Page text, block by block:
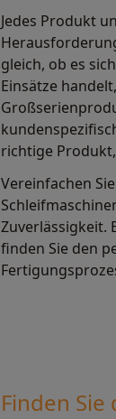
Jedes Produkt
gleich, ob es
Einsätze
richtige
Vereinfachen
Zuverlässigkeit.
finden Sie den
Finden